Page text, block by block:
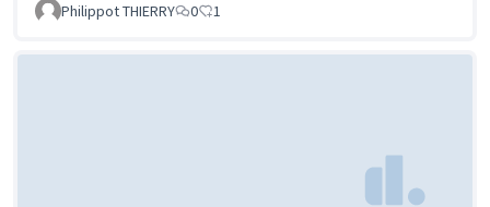
Philippot THIERRY
0 1